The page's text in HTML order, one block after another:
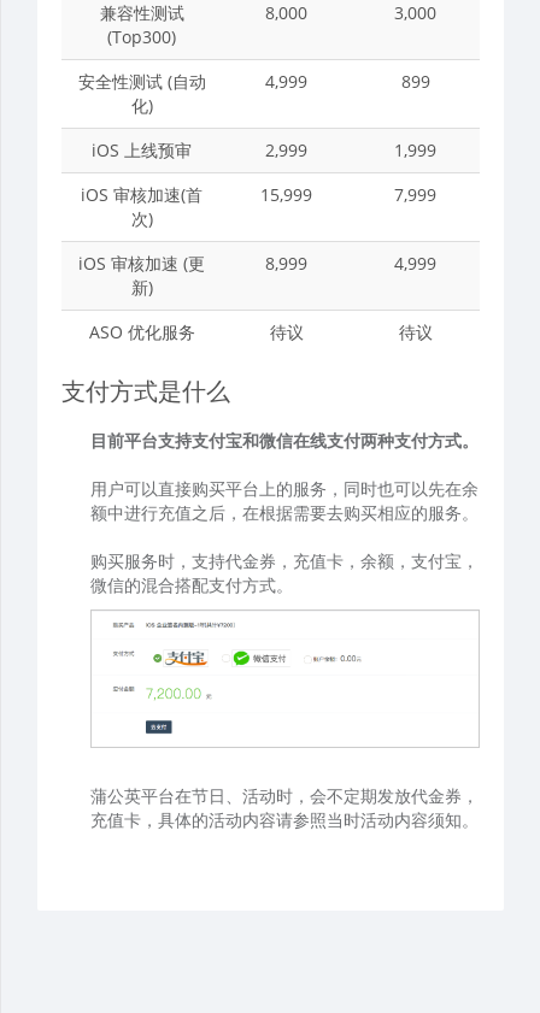
兼容性测试
(Top300)
8,000 3,000
安全性测试 (自动
化)
4,999 899
iOS 上线预审 2,999
1,999
iOS 审核加速(首
次)
15,999 7,999
iOS 审核加速 (更
新)
8,999 4,999
ASO 优化服务 待议 待议
支付方式是什么
目前平台支持支付宝和微信在线支付两种支付方式。
用户可以直接购买平台上的服务，同时也可以先在余
额中进行充值之后，在根据需要去购买相应的服务。
购买服务时，支持代金券，充值卡，余额，支付宝，
微信的混合搭配支付方式。
蒲公英平台在节日、活动时，会不定期发放代金券，
充值卡，具体的活动内容请参照当时活动内容须知。